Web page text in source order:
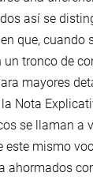
así se
que, cuando
tronco de
mayores
Nota
se llaman a
este mismo
ahormados